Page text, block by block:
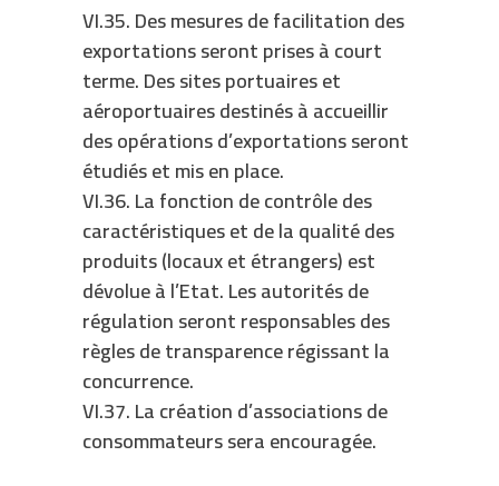
VI.35. Des mesures de facilitation des
exportations seront prises à court
terme. Des sites portuaires et
aéroportuaires destinés à accueillir
des opérations d’exportations seront
étudiés et mis en place.
VI.36. La fonction de contrôle des
caractéristiques et de la qualité des
produits (locaux et étrangers) est
dévolue à l’Etat. Les autorités de
régulation seront responsables des
règles de transparence régissant la
concurrence.
VI.37. La création d’associations de
consommateurs sera encouragée.